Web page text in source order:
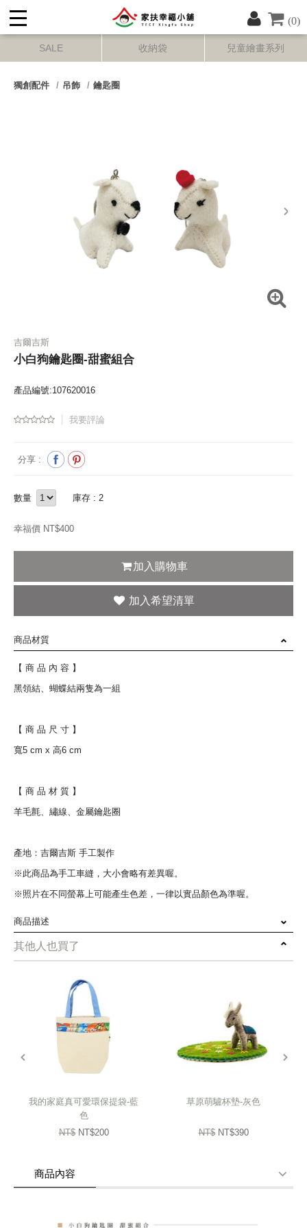
(0)
SALE 收納袋 兒童繪畫系列
獨創配件 吊飾 鑰匙圈
next
吉爾吉斯
小白狗鑰匙圈-甜蜜組合
產品編號:107620016
我要評論
分享 :
數量 庫存 : 2
幸福價 NT$400
加入購物車
商品材質
【 商 品 內 容 】
黑領結、蝴蝶結兩隻為一組
【 商 品 尺 寸 】
寬5 cm x 高6 cm
【 商 品 材 質 】
羊毛氈、繡線、金屬鑰匙圈
產地：吉爾吉斯 手工製作
※此商品為手工車縫，大小會略有差異喔。
※照片在不同螢幕上可能產生色差，一律以實品顏色為準喔。
商品描述
由吉爾吉斯家扶媽媽們純手工製作，
但也讓每件商品都屬於獨一無二，
下單前請三思喔!
模樣可愛的小白狗鑰匙圈，
完整收納你所有鑰匙，
其他人也買了
我的家庭真可愛環保提袋-藍
色
NT$ NT$200
草原萌驢杯墊-灰色
NT$ NT$390
商品內容